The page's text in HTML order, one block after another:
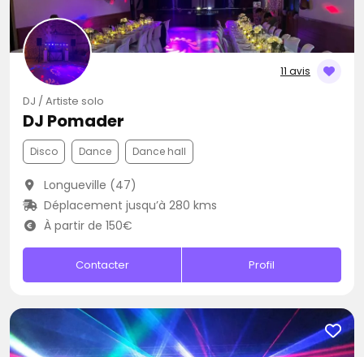
11 avis
DJ / Artiste solo
DJ Pomader
Disco Dance Dance hall
Longueville (47)
Déplacement jusqu’à 280 kms
À partir de 150€
Contacter Profil